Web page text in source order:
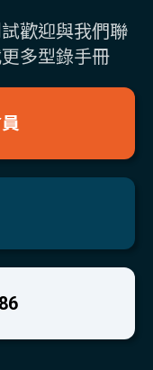
歡迎與我們聯
多型錄手冊